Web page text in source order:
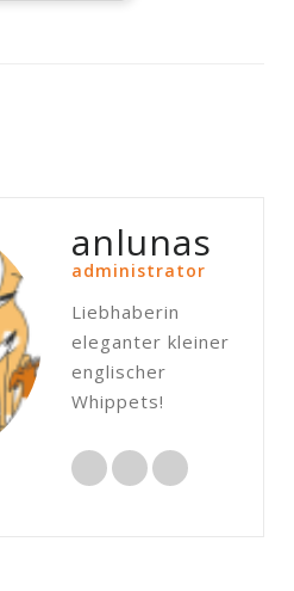
anlunas
administrator
Liebhaberin
eleganter kleiner
englischer
Whippets!